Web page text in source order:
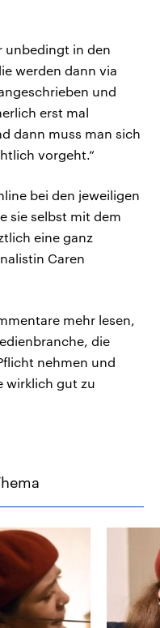
unbedingt in den
werden dann via
und
erst mal
dann muss man sich
vorgeht.“
bei den jeweiligen
sie selbst mit dem
eine ganz
Caren
mehr lesen,
die
nehmen und
wirklich gut zu